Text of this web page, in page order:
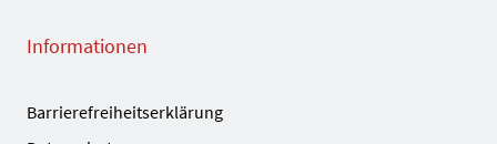
Informationen
Barrierefreiheitserklärung